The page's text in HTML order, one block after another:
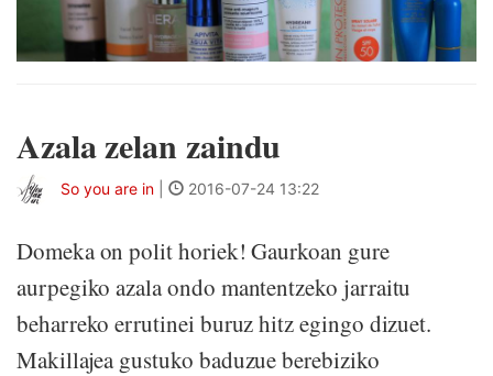
Azala zelan zaindu
So you are in 2016-07-24 13:22
Domeka on polit horiek! Gaurkoan gure
aurpegiko azala ondo mantentzeko jarraitu
beharreko errutinei buruz hitz egingo dizuet.
Makillajea gustuko baduzue berebiziko